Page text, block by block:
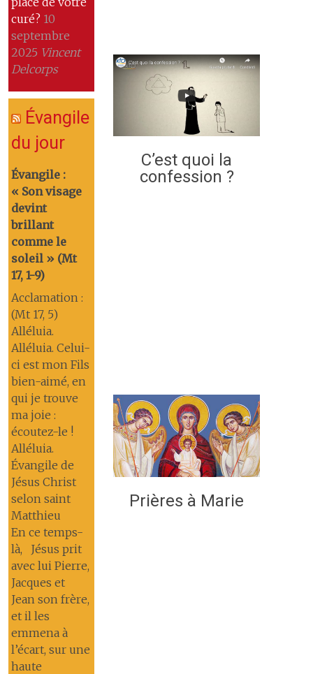
curé? 10
septembre
2025 Vincent
Delcorps
Évangile
du jour
Évangile :
« Son visage
devint
brillant
comme le
soleil » (Mt
17, 1-9)
Acclamation :
(Mt 17, 5)
Alléluia.
Alléluia. Celui-
ci est mon Fils
bien-aimé, en
qui je trouve
ma joie :
écoutez-le !
Alléluia.
Évangile de
Jésus Christ
selon saint
Matthieu
En ce temps-
là, Jésus prit
avec lui Pierre,
Jacques et
Jean son frère,
et il les
emmena à
l’écart, sur une
haute
C’est quoi la
confession ?
Prières à Marie